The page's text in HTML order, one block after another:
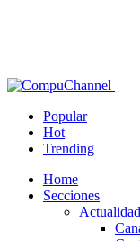
Popular
Hot
Trending
Home
Secciones
Actualidad